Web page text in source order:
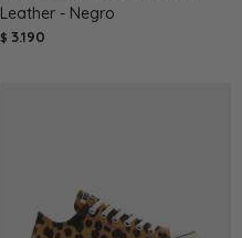
Leather - Negro
$ 3.190